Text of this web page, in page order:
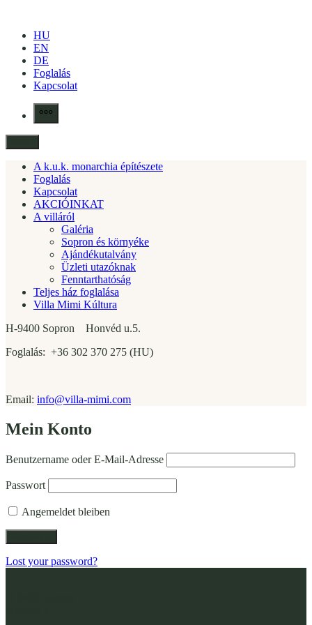
contentHU
EN
DE
Foglalás
Kapcsolat
More
A k.u.k. monarchia építészete
Foglalás
Kapcsolat
AKCIÓINKAT
A villáról
Galéria
Sopron és környéke
Ajándékutalvány
Üzleti utazóknak
Fenntarthatóság
Teljes ház foglalása
Villa Mimi Kúltura
H-9400 Sopron Honvéd u.5.
Foglalás: +36 302 370 275 (HU)
Email: info@villa-mimi.com
Mein Konto
Benutzername oder E-Mail-Adresse
Passwort
Angemeldet bleiben
Lost your password?